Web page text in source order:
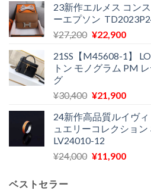
価
格
は
で
し
の
価
格
で
23新作エルメス コン
ーエプソン
¥27,200 元
価
格
¥27,200
し
た。
¥22,900現
の
価
は
で
す。
21SS【M45608-1】
トン モノグラム PM
グ
¥30,400 元
価
格
は
¥30,400
¥21,900現
の
価
は
24新作高品質ルイヴ
ュエリーコレクショ
LV24010-12
¥24,000 元
¥11,900現
ベストセラー